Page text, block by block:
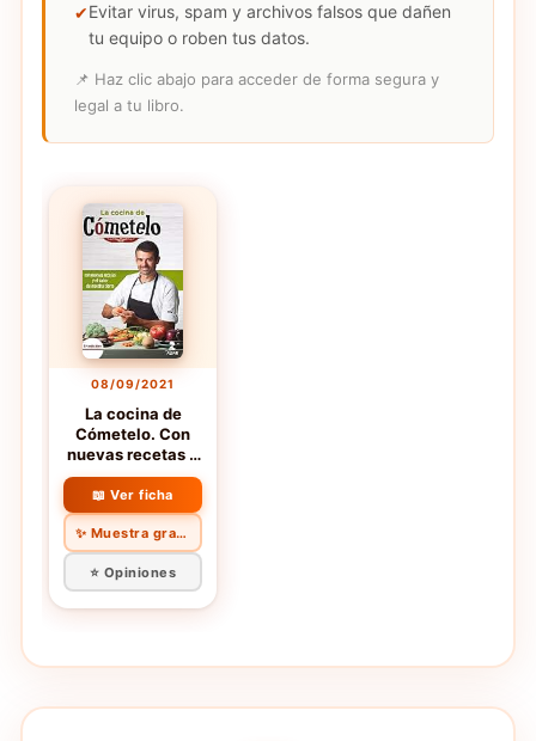
Evitar virus, spam y archivos falsos que dañen
tu equipo o roben tus datos.
📌 Haz clic abajo para acceder de forma segura y
legal a tu libro.
08/09/2021
La cocina de
Cómetelo. Con
nuevas recetas y
el sabor de
nuestra tierra
(Gastronomía y
Salud)
📖 Ver ficha
✨ Muestra gratis
⭐ Opiniones